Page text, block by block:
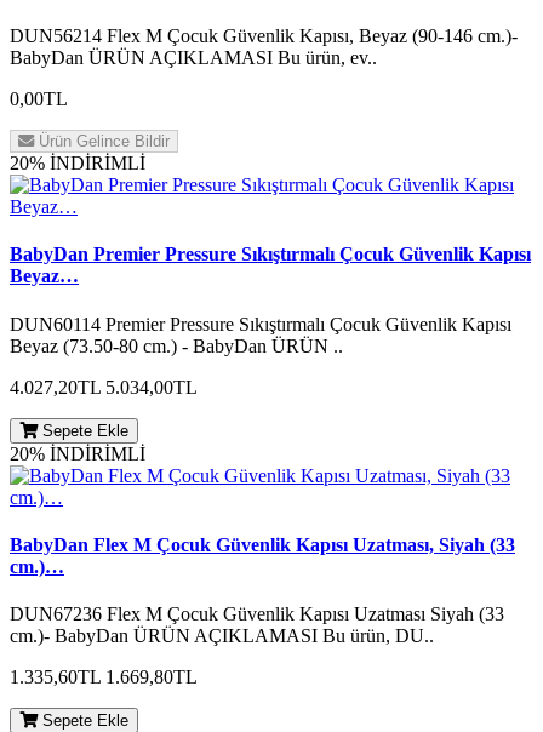
DUN56214 Flex M Çocuk Güvenlik Kapısı, Beyaz (90-146 cm.)-
BabyDan ÜRÜN AÇIKLAMASI Bu ürün, ev..
0,00TL
Ürün Gelince Bildir
20% İNDİRİMLİ
BabyDan Premier Pressure Sıkıştırmalı Çocuk Güvenlik Kapısı
Beyaz…
DUN60114 Premier Pressure Sıkıştırmalı Çocuk Güvenlik Kapısı
Beyaz (73.50-80 cm.) - BabyDan ÜRÜN ..
4.027,20TL 5.034,00TL
Sepete Ekle
20% İNDİRİMLİ
BabyDan Flex M Çocuk Güvenlik Kapısı Uzatması, Siyah (33
cm.)…
DUN67236 Flex M Çocuk Güvenlik Kapısı Uzatması Siyah (33
cm.)- BabyDan ÜRÜN AÇIKLAMASI Bu ürün, DU..
1.335,60TL 1.669,80TL
Sepete Ekle